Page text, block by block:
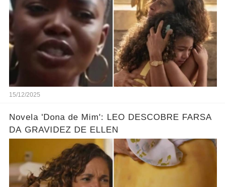
15/12/2025
Novela 'Dona de Mim': LEO DESCOBRE FARSA
DA GRAVIDEZ DE ELLEN